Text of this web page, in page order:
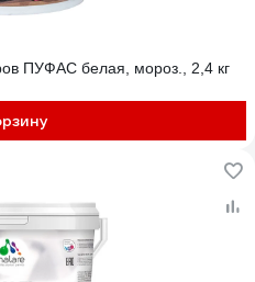
ПУФАС белая, мороз., 2,4 кг